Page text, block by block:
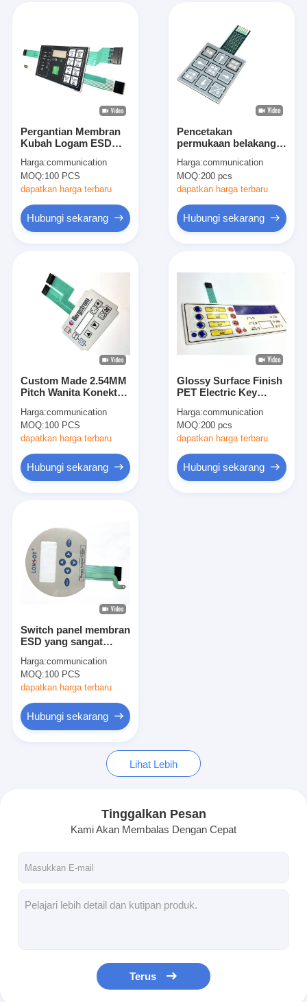
video
Pertunjukan VR
Tur Pabrik
Kontrol Kualitas
Hubungi Kami
Minta Kutipan
Sakelar Membran LED
Sakelar Membran Taktil
Sakelar membran FPC
saklar membran tahan air
Switch Membran Pencetakan Digital
Sakelar Membran Medis
Flat Membrane Switch
Saklar Membran ESD
Switch Membran LCD
Capacitive Membrane Switch (Switch Membran Kapasitif)
Kemasan Film Pelindung dan Kertas Pengesan
Pergantian Membran
Kubah Logam ESD
Ctimprf Wanita
Harga:communication
MOQ:100 PCS
dapatkan harga terbaru
Hubungi sekarang
Pencetakan
permukaan belakang
Membrane Panel
Switch dengan tombol
datar
Harga:communication
MOQ:200 pcs
dapatkan harga terbaru
Hubungi sekarang
Custom Made 2.54MM
Pitch Wanita Konektor
Membran Switch
Panel
Harga:communication
MOQ:100 PCS
dapatkan harga terbaru
Hubungi sekarang
Glossy Surface Finish
PET Electric Key
Tombol Umpan Balik
Tactile
Harga:communication
MOQ:200 pcs
dapatkan harga terbaru
Hubungi sekarang
Switch panel membran
ESD yang sangat
ketahanan kimia
dengan perekat
belakang tahan air
Harga:communication
MOQ:100 PCS
dapatkan harga terbaru
Hubungi sekarang
Lihat Lebih
Tinggalkan Pesan
Kami Akan Membalas Dengan Cepat
Terus